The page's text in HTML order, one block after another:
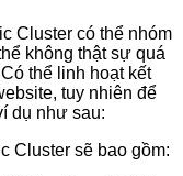
Cluster có thể nhóm
không thật sự quá
thể linh hoạt kết
tuy nhiên để
dụ như sau:
Cluster sẽ bao gồm: